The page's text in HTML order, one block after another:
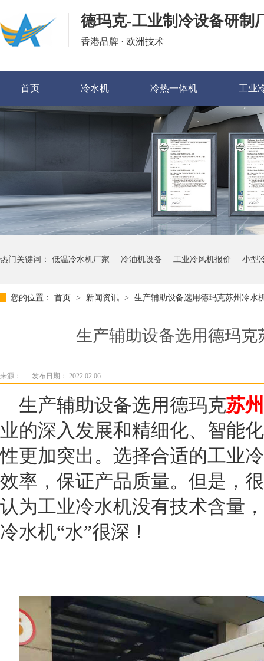
德玛克-工业制冷设备研制
香港品牌 · 欧洲技术
首页 冷水机 冷热一体机 工业
热门关键词： 低温冷水机厂家 冷油机设备 工业冷风机报价 小型
您的位置： 首页 > 新闻资讯 > 生产辅助设备选用德玛克苏州冷水
生产辅助设备选用德玛
来源： 发布日期： 2022.02.06
生产辅助设备选用德玛克苏
业的深入发展和精细化、智能
性更加突出。选择合适的工业
效率，保证产品质量。但是，
认为工业冷水机没有技术含量
冷水机“水”很深！